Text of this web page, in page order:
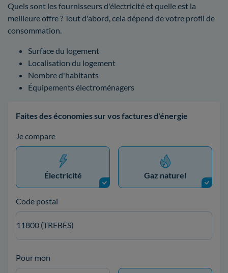
Quels sont les fournisseurs d'électricité et quelle est la
meilleure offre ? Tout d'abord, cela dépend de votre profil de
consommation.
Surface du logement
Localisation du logement
Nombre d'habitants
Équipements électroménagers
Faites des économies sur vos factures d'énergie
Je compare
Électricité Gaz naturel
Code postal
11800 (TREBES)
Pour mon